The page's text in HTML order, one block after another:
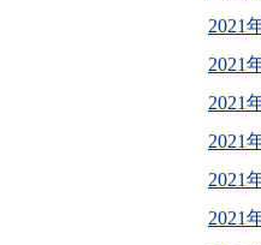
2021
2021
2021
2021
2021
2021